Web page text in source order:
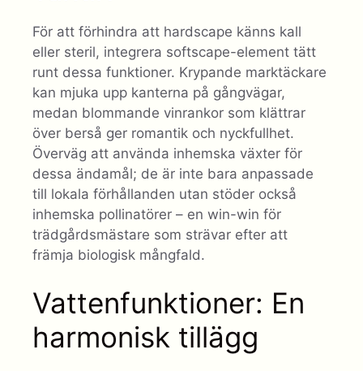
För att förhindra att hardscape känns kall
eller steril, integrera softscape-element tätt
runt dessa funktioner. Krypande marktäckare
kan mjuka upp kanterna på gångvägar,
medan blommande vinrankor som klättrar
över berså ger romantik och nyckfullhet.
Överväg att använda inhemska växter för
dessa ändamål; de är inte bara anpassade
till lokala förhållanden utan stöder också
inhemska pollinatörer – en win-win för
trädgårdsmästare som strävar efter att
främja biologisk mångfald.
Vattenfunktioner: En
harmonisk tillägg